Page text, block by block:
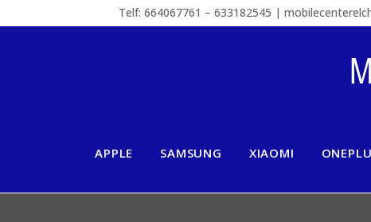
Telf: 664067761 – 633182545 |
APPLE SAMSUNG XIAOMI